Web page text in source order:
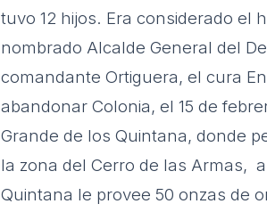
tuvo 12 hijos. Era considerado el
nombrado Alcalde General del
comandante Ortiguera, el cura
abandonar Colonia, el 15 de
Grande de los Quintana, donde
la zona del Cerro de las Armas,
Quintana le provee 50 onzas de